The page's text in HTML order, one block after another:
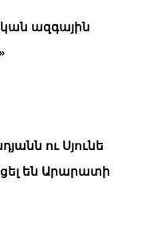
ազգային
ու Սյունե
են Արարատի